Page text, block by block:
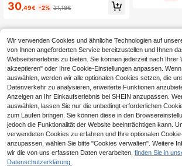
e Urlaubs Blumen Muster Slip Kleid
mit gestrickter Langarm Strickjacke
30 ,49€ -2% 31,18€
Wir verwenden Cookies und ähnliche Technologien auf
von Ihnen angeforderten Service bereitzustellen und Ihnen
Webseitenerlebnis zu bieten. Sie können jederzeit nach Ihrer
akzeptieren" oder Ihre Cookie-Einstellungen anpassen.
auswählen, werden wir alle optionalen Cookies setzen, die
Datenverkehr zu analysieren, erweiterte Funktionen
Anzeigen an Ihr Einkaufserlebnis bei SHEIN anzupassen.
auswählen, lassen Sie nur die unbedingt erforderlichen
zum Laufen bringen. Sie können diese in den
jedoch die Funktionalität der Website beeinträchtigen kann.
verwendeten Cookies zu erfahren und Ihre optionalen
anzupassen, wählen Sie bitte "Cookies verwalten". Weitere
wir die von uns erfassten Daten verarbeiten, finden Sie in
Datenschutzerklärung.